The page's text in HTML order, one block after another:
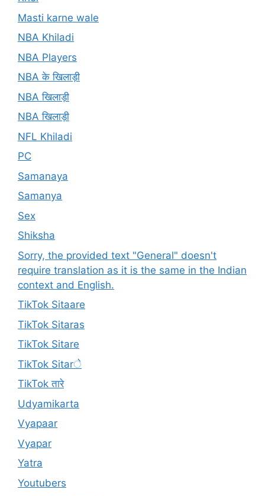
Masti karne wale
NBA Khiladi
NBA Players
NBA के खिलाड़ी
NBA खिलाड़ी
NBA खिलाड़ी
NFL Khiladi
PC
Samanaya
Samanya
Sex
Shiksha
Sorry, the provided text "General" doesn't
require translation as it is the same in the Indian
context and English.
TikTok Sitaare
TikTok Sitaras
TikTok Sitare
TikTok Sitarे
TikTok तारे
Udyamikarta
Vyapaar
Vyapar
Yatra
Youtubers